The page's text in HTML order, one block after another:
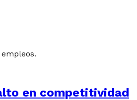
en competitividad